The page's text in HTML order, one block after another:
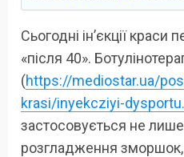
Сьогодні ін’єкції
«після 40».
(https://mediostar.ua/
krasi/inyekcziyi-
застосовується не
розгладження зморшок,